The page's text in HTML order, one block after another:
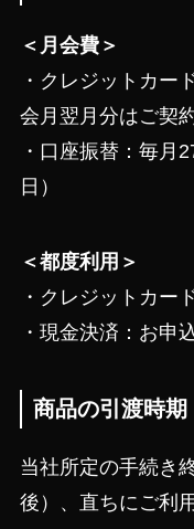
＜月会費＞
・クレジットカー
会月翌月分はご契約
・口座振替：毎月
日）
＜都度利用＞
・クレジットカー
・現金決済：お申
商品の引渡時期
当社所定の手続き
後）、直ちにご利